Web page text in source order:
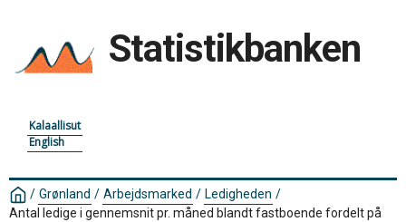
Statistikbanken
Kalaallisut
English
/ Grønland / Arbejdsmarked / Ledigheden /
Antal ledige i gennemsnit pr. måned blandt fastboende fordelt på